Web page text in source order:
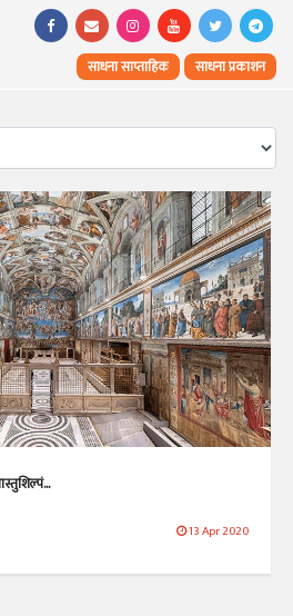
साधना साप्ताहिक साधना प्रकाशन
13 Apr 2020